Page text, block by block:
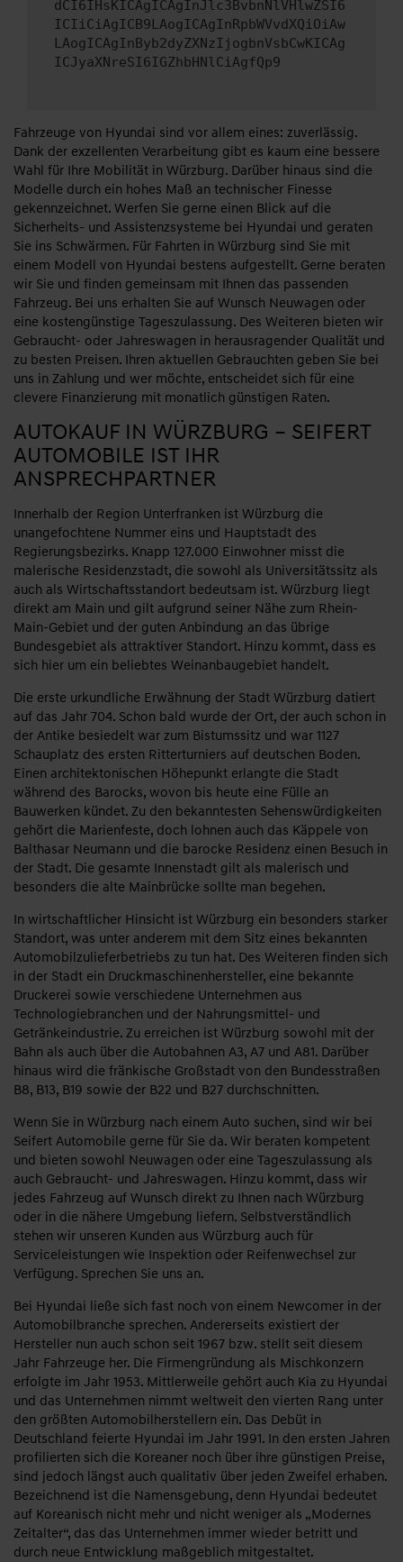
dCI6IHsKICAgICAgInJlc3BvbnNlVHlwZSI6
ICIiCiAgICB9LAogICAgInRpbWVvdXQiOiAw
LAogICAgInByb2dyZXNzIjogbnVsbCwKICAg
ICJyaXNreSI6IGZhbHNlCiAgfQp9
Fahrzeuge von Hyundai sind vor allem eines: zuverlässig.
Dank der exzellenten Verarbeitung gibt es kaum eine bessere
Wahl für Ihre Mobilität in Würzburg. Darüber hinaus sind die
Modelle durch ein hohes Maß an technischer Finesse
gekennzeichnet. Werfen Sie gerne einen Blick auf die
Sicherheits- und Assistenzsysteme bei Hyundai und geraten
Sie ins Schwärmen. Für Fahrten in Würzburg sind Sie mit
einem Modell von Hyundai bestens aufgestellt. Gerne beraten
wir Sie und finden gemeinsam mit Ihnen das passenden
Fahrzeug. Bei uns erhalten Sie auf Wunsch Neuwagen oder
eine kostengünstige Tageszulassung. Des Weiteren bieten wir
Gebraucht- oder Jahreswagen in herausragender Qualität und
zu besten Preisen. Ihren aktuellen Gebrauchten geben Sie bei
uns in Zahlung und wer möchte, entscheidet sich für eine
clevere Finanzierung mit monatlich günstigen Raten.
AUTOKAUF IN WÜRZBURG – SEIFERT
AUTOMOBILE IST IHR
ANSPRECHPARTNER
Innerhalb der Region Unterfranken ist Würzburg die
unangefochtene Nummer eins und Hauptstadt des
Regierungsbezirks. Knapp 127.000 Einwohner misst die
malerische Residenzstadt, die sowohl als Universitätssitz als
auch als Wirtschaftsstandort bedeutsam ist. Würzburg liegt
direkt am Main und gilt aufgrund seiner Nähe zum Rhein-
Main-Gebiet und der guten Anbindung an das übrige
Bundesgebiet als attraktiver Standort. Hinzu kommt, dass es
sich hier um ein beliebtes Weinanbaugebiet handelt.
Die erste urkundliche Erwähnung der Stadt Würzburg datiert
auf das Jahr 704. Schon bald wurde der Ort, der auch schon in
der Antike besiedelt war zum Bistumssitz und war 1127
Schauplatz des ersten Ritterturniers auf deutschen Boden.
Einen architektonischen Höhepunkt erlangte die Stadt
während des Barocks, wovon bis heute eine Fülle an
Bauwerken kündet. Zu den bekanntesten Sehenswürdigkeiten
gehört die Marienfeste, doch lohnen auch das Käppele von
Balthasar Neumann und die barocke Residenz einen Besuch in
der Stadt. Die gesamte Innenstadt gilt als malerisch und
besonders die alte Mainbrücke sollte man begehen.
In wirtschaftlicher Hinsicht ist Würzburg ein besonders starker
Standort, was unter anderem mit dem Sitz eines bekannten
Automobilzulieferbetriebs zu tun hat. Des Weiteren finden sich
in der Stadt ein Druckmaschinenhersteller, eine bekannte
Druckerei sowie verschiedene Unternehmen aus
Technologiebranchen und der Nahrungsmittel- und
Getränkeindustrie. Zu erreichen ist Würzburg sowohl mit der
Bahn als auch über die Autobahnen A3, A7 und A81. Darüber
hinaus wird die fränkische Großstadt von den Bundesstraßen
B8, B13, B19 sowie der B22 und B27 durchschnitten.
Wenn Sie in Würzburg nach einem Auto suchen, sind wir bei
Seifert Automobile gerne für Sie da. Wir beraten kompetent
und bieten sowohl Neuwagen oder eine Tageszulassung als
auch Gebraucht- und Jahreswagen. Hinzu kommt, dass wir
jedes Fahrzeug auf Wunsch direkt zu Ihnen nach Würzburg
oder in die nähere Umgebung liefern. Selbstverständlich
stehen wir unseren Kunden aus Würzburg auch für
Serviceleistungen wie Inspektion oder Reifenwechsel zur
Verfügung. Sprechen Sie uns an.
Bei Hyundai ließe sich fast noch von einem Newcomer in der
Automobilbranche sprechen. Andererseits existiert der
Hersteller nun auch schon seit 1967 bzw. stellt seit diesem
Jahr Fahrzeuge her. Die Firmengründung als Mischkonzern
erfolgte im Jahr 1953. Mittlerweile gehört auch Kia zu Hyundai
und das Unternehmen nimmt weltweit den vierten Rang unter
den größten Automobilherstellern ein. Das Debüt in
Deutschland feierte Hyundai im Jahr 1991. In den ersten Jahren
profilierten sich die Koreaner noch über ihre günstigen Preise,
sind jedoch längst auch qualitativ über jeden Zweifel erhaben.
Bezeichnend ist die Namensgebung, denn Hyundai bedeutet
auf Koreanisch nicht mehr und nicht weniger als „Modernes
Zeitalter“, das das Unternehmen immer wieder betritt und
durch neue Entwicklung maßgeblich mitgestaltet.